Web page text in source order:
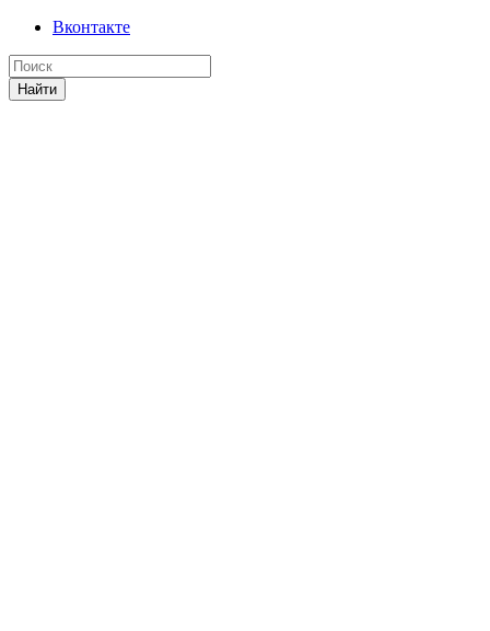
Вконтакте
Найти